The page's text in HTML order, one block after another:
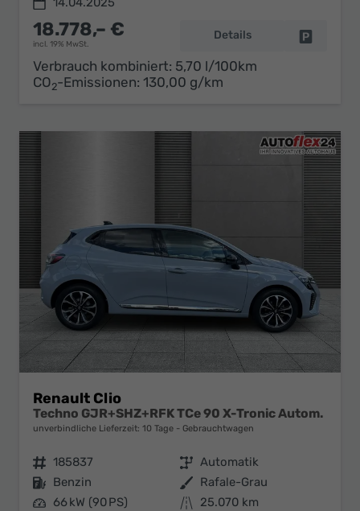
18.778,– €
incl. 19% MwSt.
Details
Verbrauch kombiniert: 5,70 l/100km
CO2-Emissionen: 130,00 g/km
Renault Clio
Techno GJR+SHZ+RFK TCe 90 X-Tronic Autom.
unverbindliche Lieferzeit: 10 Tage Gebrauchtwagen
Fahrzeugnr. 185837 Getriebe Automatik
Kraftstoff Benzin Außenfarbe Rafale-Grau
Leistung 66 kW (90 PS) Kilometerstand
25.070 km